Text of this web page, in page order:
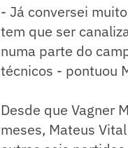
- Já conversei
tem que ser
numa parte do
técnicos - pontuou
Desde que Vagner
meses, Mateus